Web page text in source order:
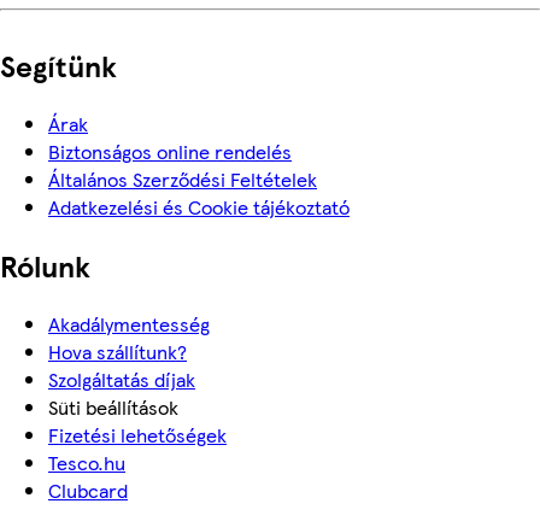
Segítünk
Árak
Biztonságos online rendelés
Általános Szerződési Feltételek
Adatkezelési és Cookie tájékoztató
Rólunk
Akadálymentesség
Hova szállítunk?
Szolgáltatás díjak
Süti beállítások
Fizetési lehetőségek
Tesco.hu
Clubcard